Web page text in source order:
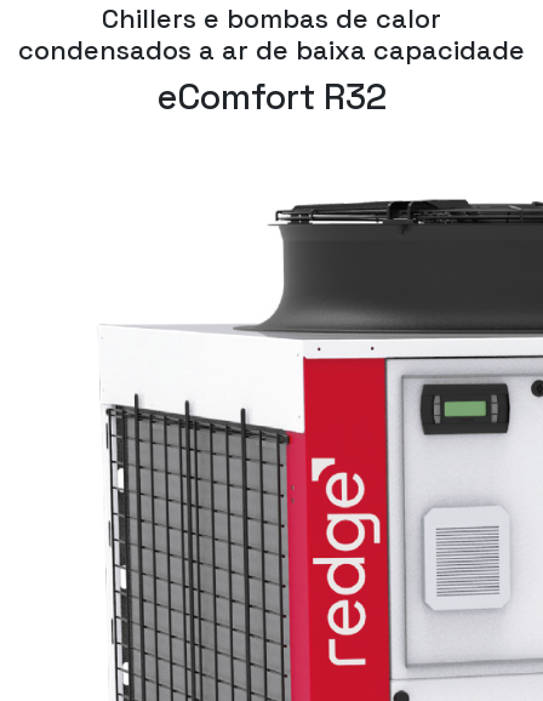
Chillers e bombas de calor
condensados a ar de baixa capacidade
eComfort R32